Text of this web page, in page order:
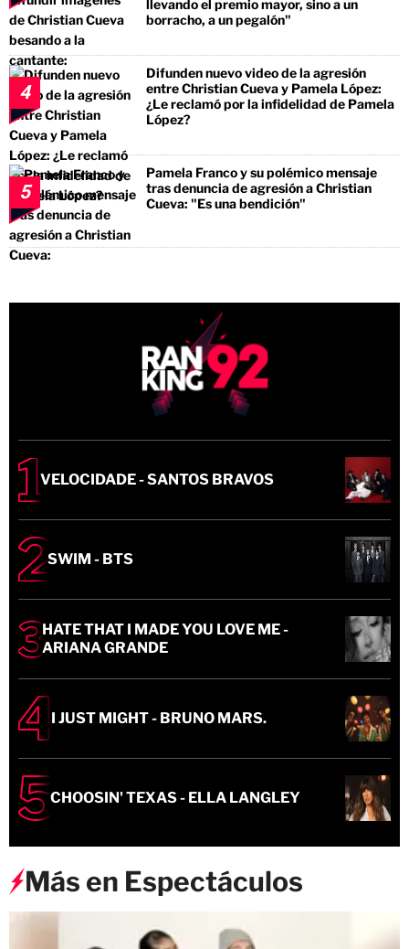
llevando el premio mayor, sino a un
borracho, a un pegalón"
4
Difunden nuevo video de la agresión
entre Christian Cueva y Pamela López:
¿Le reclamó por la infidelidad de Pamela
López?
5
Pamela Franco y su polémico mensaje
tras denuncia de agresión a Christian
Cueva: "Es una bendición"
VELOCIDADE - SANTOS BRAVOS
SWIM - BTS
HATE THAT I MADE YOU LOVE ME -
ARIANA GRANDE
I JUST MIGHT - BRUNO MARS.
CHOOSIN' TEXAS - ELLA LANGLEY
Más en Espectáculos